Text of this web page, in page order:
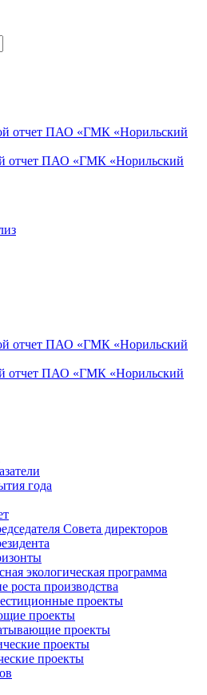
отчет ПАО «ГМК «Норильский
отчет ПАО «ГМК «Норильский
отчет ПАО «ГМК «Норильский
отчет ПАО «ГМК «Норильский
года
Совета директоров
экологическая программа
роста производства
проекты
проекты
проекты
проекты
проекты